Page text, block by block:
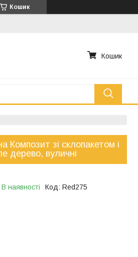
Кошик
Кошик
Композит зі склопакетом і
дерево, вуличні
В наявності Код: Red275